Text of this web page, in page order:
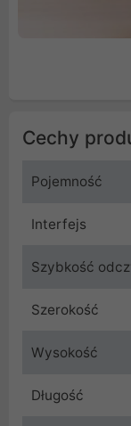
Cechy
Pojemność
Interfejs
Szybkość
Szerokość
Wysokość
Długość